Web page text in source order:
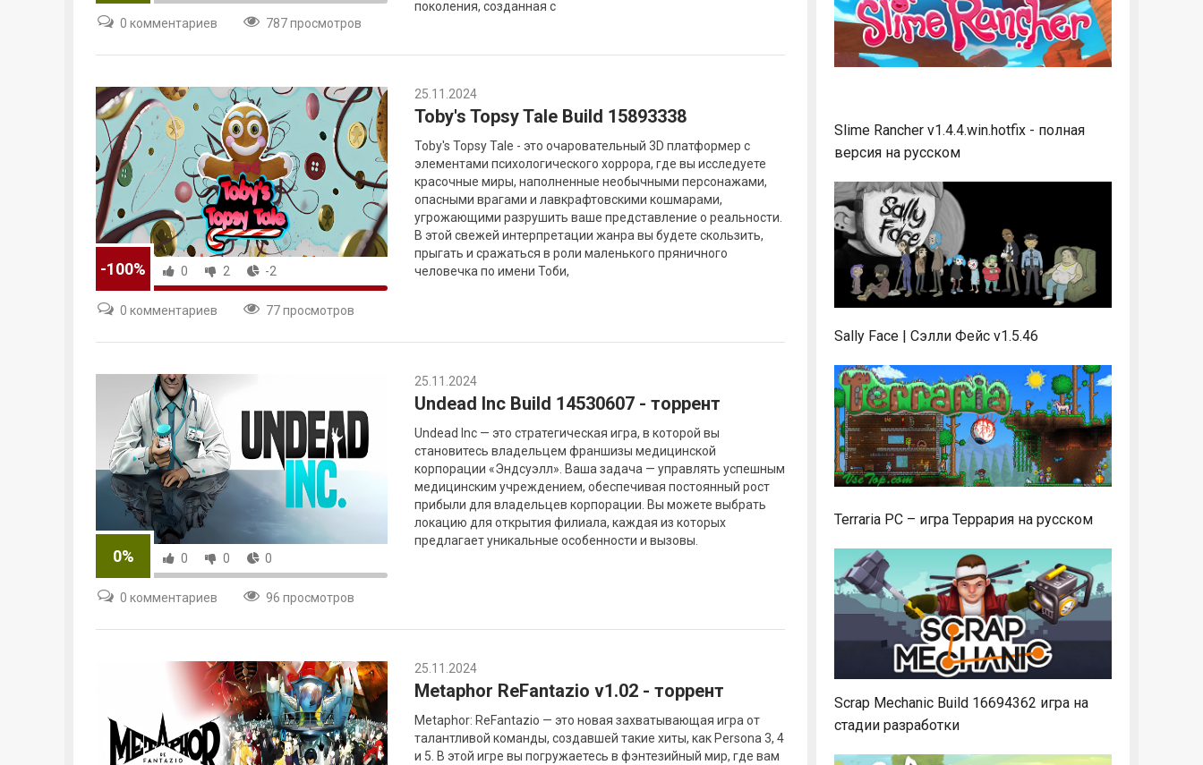
0 комментариев 787 просмотров
поколения, созданная с
-100% 0 2 -2
0 комментариев 77 просмотров
25.11.2024
Toby's Topsy Tale Build 15893338
Toby's Topsy Tale - это очаровательный 3D платформер с
элементами психологического хоррора, где вы исследуете
красочные миры, наполненные необычными персонажами,
опасными врагами и лавкрафтовскими кошмарами,
угрожающими разрушить ваше представление о реальности.
В этой свежей интерпретации жанра вы будете скользить,
прыгать и сражаться в роли маленького пряничного
человечка по имени Тоби,
0% 0 0 0
0 комментариев 96 просмотров
25.11.2024
Undead Inc Build 14530607 - торрент
Undead Inc — это стратегическая игра, в которой вы
становитесь владельцем франшизы медицинской
корпорации «Эндсуэлл». Ваша задача — управлять успешным
медицинским учреждением, обеспечивая постоянный рост
прибыли для владельцев корпорации. Вы можете выбрать
локацию для открытия филиала, каждая из которых
предлагает уникальные особенности и вызовы.
25.11.2024
Metaphor ReFantazio v1.02 - торрент
Metaphor: ReFantazio — это новая захватывающая игра от
талантливой команды, создавшей такие хиты, как Persona 3, 4
и 5. В этой игре вы погружаетесь в фэнтезийный мир, где вам
Slime Rancher v1.4.4.win.hotfix - полная
версия на русском
Sally Face | Сэлли Фейс v1.5.46
Terraria PC – игра Террария на русском
Scrap Mechanic Build 16694362 игра на
стадии разработки